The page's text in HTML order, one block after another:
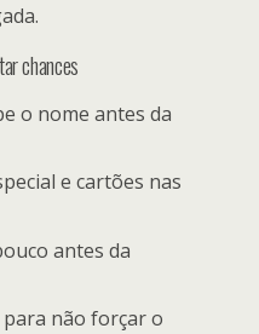
chances
o nome antes da
e cartões nas
antes da
não forçar o